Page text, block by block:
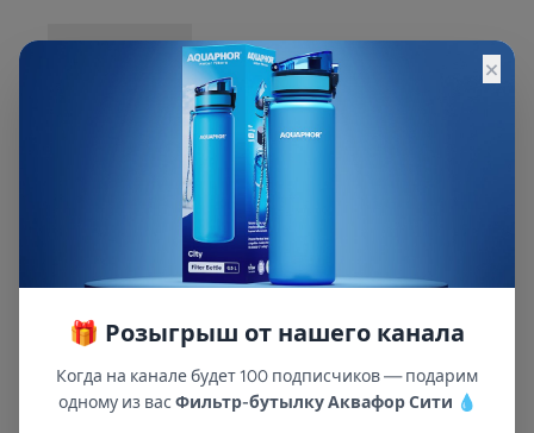
Описание и характеристики смотрите на
×
🎁 Розыгрыш от нашего канала
Когда на канале будет 100 подписчиков — подарим
одному из вас Фильтр-бутылку Аквафор Сити 💧